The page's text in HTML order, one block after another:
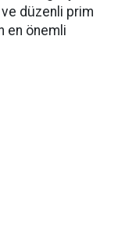
ve düzenli prim
en önemli